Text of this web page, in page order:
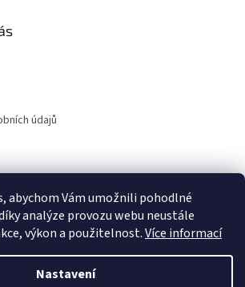
abychom Vám umožnili pohodlné
analýze provozu webu neustále
výkon a použitelnost.Více informací
Nastavení
údajů
Vytvořil Shoptet